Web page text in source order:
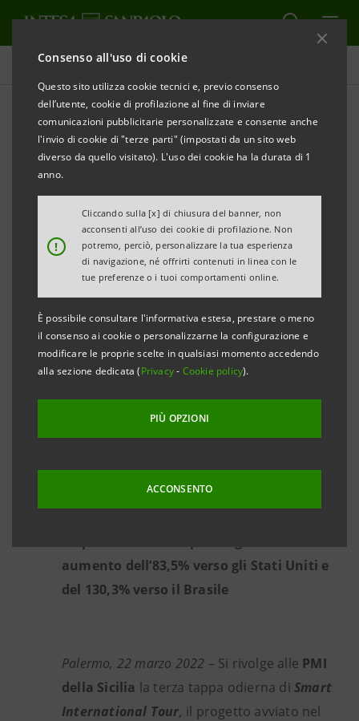
Consenso all'uso di cookie
Questo sito utilizza cookie tecnici e, previo consenso
dell’utente, cookie di profilazione al fine di inviare
comunicazioni pubblicitarie personalizzate e consente anche
l'invio di cookie di "terze parti" (impostati da un sito web
diverso da quello visitato). L'uso dei cookie ha la durata di 1
anno.
!
Cliccando sulla [x] di chiusura del banner, non
acconsenti all’uso dei cookie di profilazione. Non
potremo, perciò, personalizzare la tua esperienza
di navigazione, né offrirti contenuti in linea con le
tue preferenze o i tuoi comportamenti online.
È possibile consultare l'informativa estesa, prestare o meno
il consenso ai cookie o personalizzarne la configurazione e
modificare le proprie scelte in qualsiasi momento accedendo
alla sezione dedicata (Privacy- Cookie policy).
PIÙ OPZIONI
ACCONSENTO
Comunicati stampa
STAMPA AGGIORNA
COMUNICATO STAMPA
CONSMART INTERNATIONAL TOURINTESA
SANPAOLO E SACEPROMUOVONO LO SVILUPPO
ALL’ESTERO DELLE PMI DELLA SICILIA
Terza tappa per le PMI della Sicilia: focus su
Stati Uniti e Brasile, illustrati dalla rete
italiana ed estera di Intesa Sanpaolo con
interventi di SACE su agevolazioni e
opportunità offerte dal PNRR
milioni verso il Brasile
aumento dell’83,5% verso gli Stati Uniti e
del 130,3% verso il Brasile
Palermo, 22 marzo 2022 – Si rivolge alle PMI
della Sicilia la terza tappa odierna diSmart
International Tour, il progetto avviato nel